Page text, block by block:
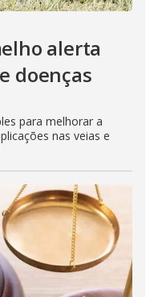
alerta
doenças
para melhorar a
nas veias e